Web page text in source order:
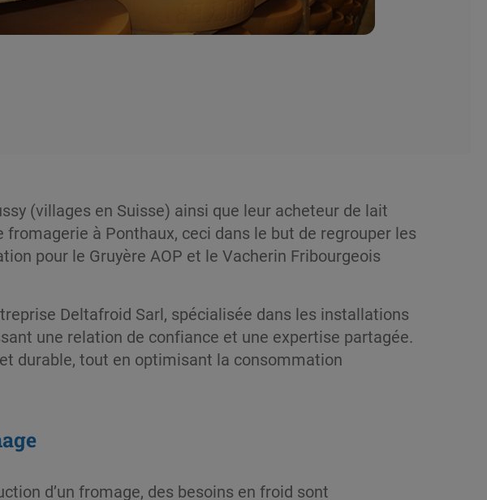
(villages en Suisse) ainsi que leur acheteur de lait
fromagerie à Ponthaux, ceci dans le but de regrouper les
pour le Gruyère AOP et le Vacherin Fribourgeois
Deltafroid Sarl, spécialisée dans les installations
une relation de confiance et une expertise partagée.
durable, tout en optimisant la consommation
d’un fromage, des besoins en froid sont